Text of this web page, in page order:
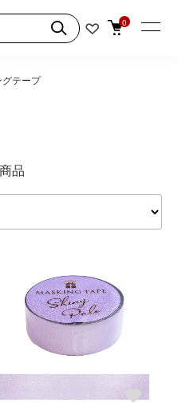
0
グテープ
品